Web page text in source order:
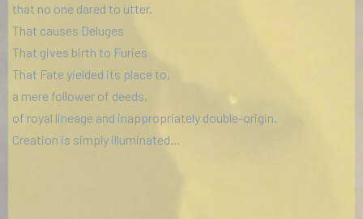
that no one dared to utter.
That causes Deluges
That gives birth to Furies
That Fate yielded its place to,
a mere follower of deeds,
of royal lineage and inappropriately double-origin.
Creation is simply illuminated...